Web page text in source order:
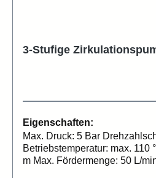
3-Stufige
Eigenschaften:
Max. Druck: 5 Bar Drehzahlschaltung: max. 71 w
Betriebstemperatur: max. 110 °C Max.
m Max. Fördermenge: 50 L/